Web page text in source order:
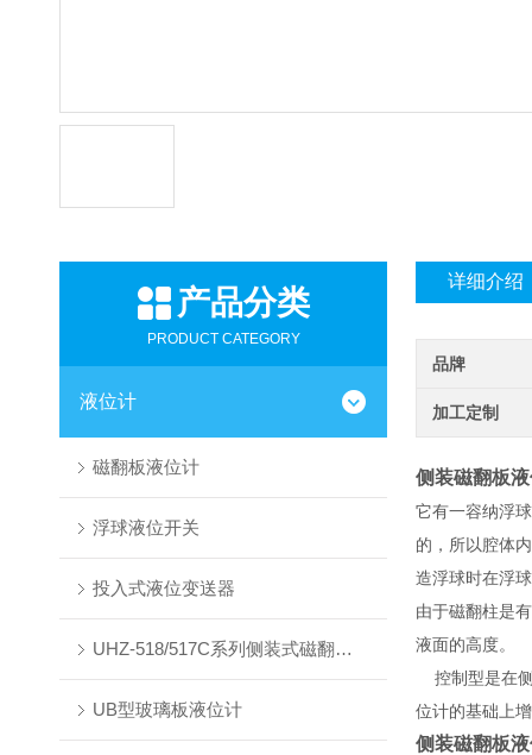
产品分类
PRODUCT CATEGORY
液位计
磁翻板液位计
浮球液位开关
投入式液位变送器
UHZ-518/517C系列侧装式磁翻柱液位计
UB型玻璃板液位计
详细介绍
品牌
加工定制
侧装磁翻板
它有一容纳浮
的，所以腔体
造浮球时在浮
由于磁翻柱是
液面的高度。
控制型是在侧
位计的基础上
侧装磁翻板